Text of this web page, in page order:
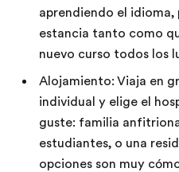
aprendiendo el idioma,
estancia tanto como
nuevo curso todos los
Alojamiento: Viaja en
individual y elige el
guste: familia
estudiantes, o una
opciones son muy